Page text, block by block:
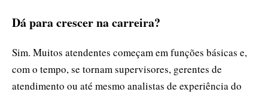
Dá para crescer na carreira?
Sim. Muitos atendentes começam em funções básicas e,
com o tempo, se tornam supervisores, gerentes de
atendimento ou até mesmo analistas de experiência do